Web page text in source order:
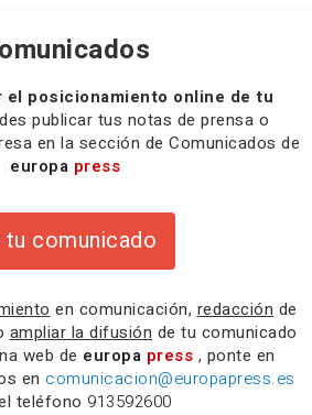
el posicionamiento online de tu
publicar tus notas de prensa o
en la sección de Comunicados de
europa press
tu comunicado
en comunicación, redacción de
ampliar la difusión de tu comunicado
web de europa press , ponte en
en comunicacion@europapress.es
teléfono 913592600